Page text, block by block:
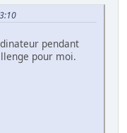
pendant
pour moi.